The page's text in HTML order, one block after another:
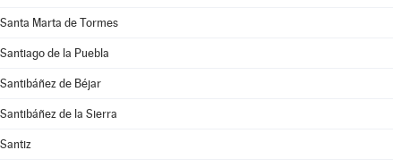
Santa Marta de Tormes
Santiago de la Puebla
Santibáñez de Béjar
Santibáñez de la Sierra
Santiz